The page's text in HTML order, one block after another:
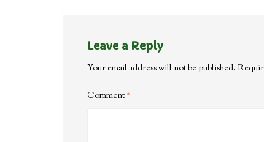
Leave a Reply
Your email address will not be published.
Comment*